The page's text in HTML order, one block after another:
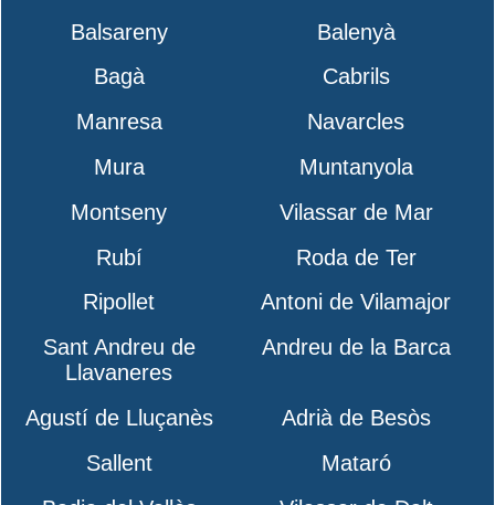
Balsareny
Balenyà
Bagà
Cabrils
Manresa
Navarcles
Mura
Muntanyola
Montseny
Vilassar de Mar
Rubí
Roda de Ter
Ripollet
Antoni de Vilamajor
Sant Andreu de
Llavaneres
Andreu de la Barca
Agustí de Lluçanès
Adrià de Besòs
Sallent
Mataró